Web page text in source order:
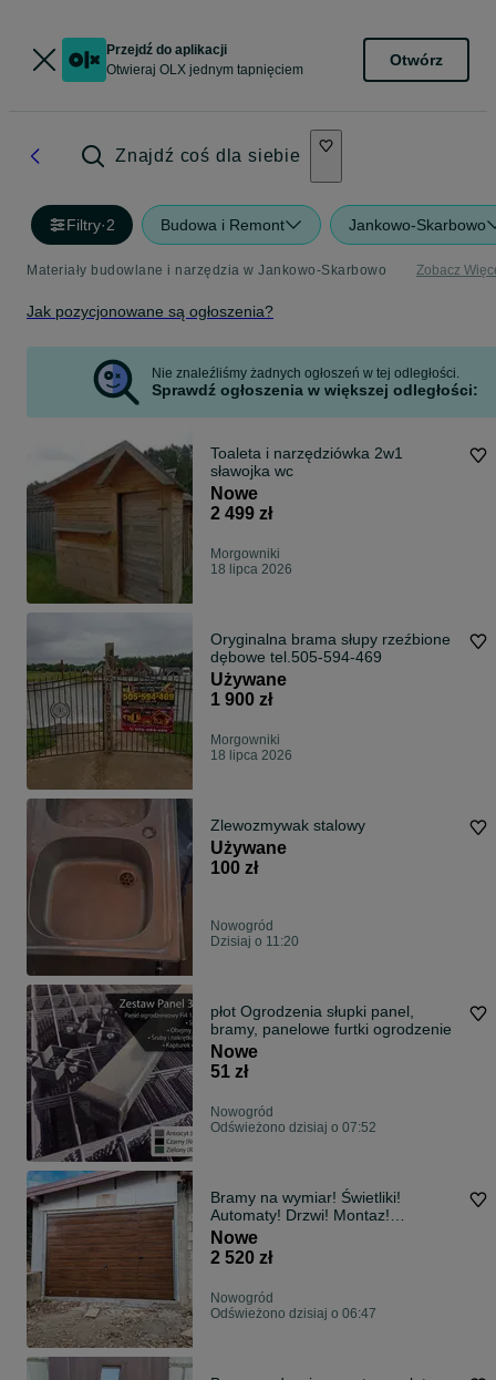
Przejdź do aplikacji
Otwieraj OLX jednym tapnięciem
Otwórz
Znajdź coś dla siebie
Filtry·2 Budowa i Remont Jankowo-Skarbowo
Materiały budowlane i narzędzia w Jankowo-Skarbowo Zobacz
Jak pozycjonowane są ogłoszenia?
Nie znaleźliśmy żadnych ogłoszeń w tej odległości.
Sprawdź ogłoszenia w większej odległości:
Toaleta i narzędziówka 2w1
sławojka wc
Nowe
2 499 zł
Morgowniki
18 lipca 2026
Oryginalna brama słupy rzeźbione
dębowe tel.505-594-469
Używane
1 900 zł
Morgowniki
18 lipca 2026
Zlewozmywak stalowy
Używane
100 zł
Nowogród
Dzisiaj o 11:20
płot Ogrodzenia słupki panel,
bramy, panelowe furtki ogrodzenie
Nowe
51 zł
Nowogród
Odświeżono dzisiaj o 07:52
Bramy na wymiar! Świetliki!
Automaty! Drzwi! Montaz!
Transport!
Nowe
2 520 zł
Nowogród
Odświeżono dzisiaj o 06:47